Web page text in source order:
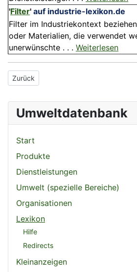
'Filter' auf industrie-lexikon.de
Filter im Industriekontext
oder Materialien, die verwendet
unerwünschte . . . Weiterlesen
Vorheriger Beitrag: Lavendel
Zurück
Umweltdatenbank
Start
Produkte
Dienstleistungen
Umwelt (spezielle Bereiche)
Organisationen
Lexikon
Hilfe
Redirects
Kleinanzeigen